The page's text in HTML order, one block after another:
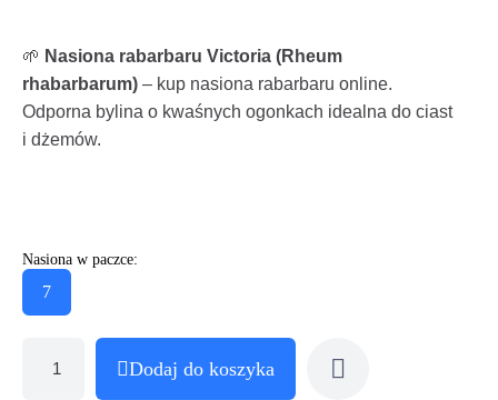
🌱 Nasiona rabarbaru Victoria (Rheum
rhabarbarum) – kup nasiona rabarbaru online.
Odporna bylina o kwaśnych ogonkach idealna do ciast
i dżemów.
Nasiona w paczce:
7
Dodaj do koszyka